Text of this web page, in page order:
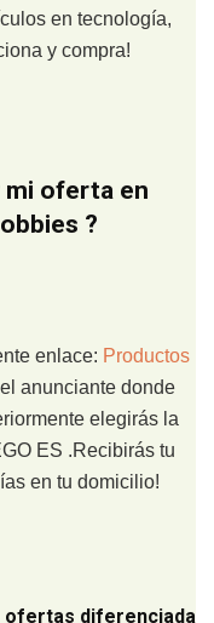
en tecnología,
y compra!
mi oferta en
?
enlace: Productos
anunciante donde
elegirás la
ES .Recibirás tu
en tu domicilio!
ofertas diferenciada